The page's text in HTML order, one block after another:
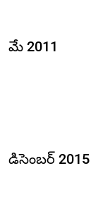
మే 2011
డిసెంబర్ 2015